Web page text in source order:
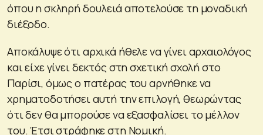
όπου η σκληρή δουλειά αποτελούσε τη μοναδική
διέξοδο.
Αποκάλυψε ότι αρχικά ήθελε να γίνει αρχαιολόγος
και είχε γίνει δεκτός στη σχετική σχολή στο
Παρίσι, όμως ο πατέρας του αρνήθηκε να
χρηματοδοτήσει αυτή την επιλογή, θεωρώντας
ότι δεν θα μπορούσε να εξασφαλίσει το μέλλον
του. Έτσι στράφηκε στη Νομική.